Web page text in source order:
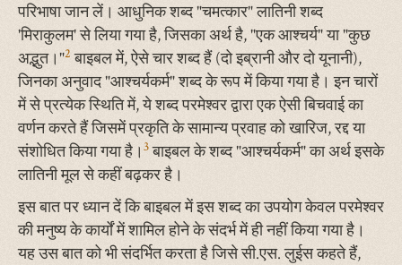
परिभाषा जान लें। आधुनिक शब्द "चमत्कार" लातिनी शब्द
'मिराकुलम' से लिया गया है, जिसका अर्थ है, "एक आश्चर्य" या "कुछ
अद्भुत।"2 बाइबल में, ऐसे चार शब्द हैं (दो इब्रानी और दो यूनानी),
जिनका अनुवाद "आश्चर्यकर्म" शब्द के रूप में किया गया है। इन चारों
में से प्रत्येक स्थिति में, ये शब्द परमेश्वर द्वारा एक ऐसी बिचवाई का
वर्णन करते हैं जिसमें प्रकृति के सामान्य प्रवाह को खारिज, रद्द या
संशोधित किया गया है। 3बाइबल के शब्द "आश्चर्यकर्म" का अर्थ इसके
लातिनी मूल से कहीं बढ़कर है।
इस बात पर ध्यान दें कि बाइबल में इस शब्द का उपयोग केवल परमेश्वर
की मनुष्य के कार्यों में शामिल होने के संदर्भ में ही नहीं किया गया है।
यह उस बात को भी संदर्भित करता है जिसे सी.एस. लुईस कहते हैं,